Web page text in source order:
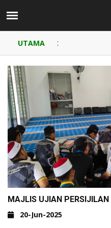
UTAMA :
MAJLIS UJIAN
20-Jun-2025